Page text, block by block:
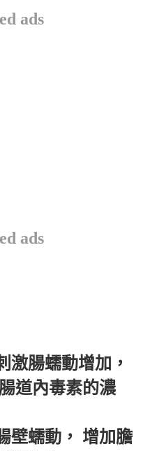
ads
ads
激腸蠕動增加，
道內毒素的濃
壁蠕動， 增加膽